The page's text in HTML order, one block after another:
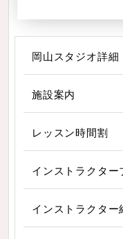
岡山スタジオ詳細
施設案内
レッスン時間割
インストラクター
インストラクター